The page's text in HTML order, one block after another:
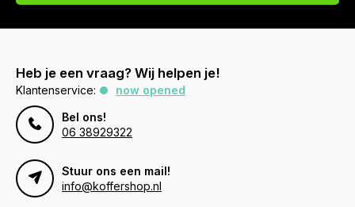
Heb je een vraag? Wij helpen je!
Klantenservice:
now opened
Bel ons!
06 38929322
Stuur ons een mail!
info@koffershop.nl